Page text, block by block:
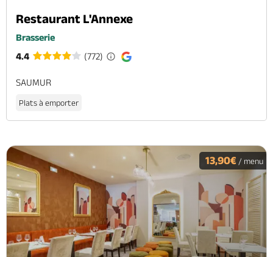
Restaurant L'Annexe
Brasserie
4.4
(772)
SAUMUR
Plats à emporter
13,90€ / menu